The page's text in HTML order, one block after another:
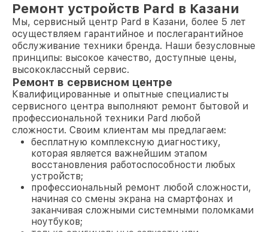
Ремонт устройств Pard в Казани
Мы, сервисный центр Pard в Казани, более 5 лет
осуществляем гарантийное и послегарантийное
обслуживание техники бренда. Наши безусловные
принципы: высокое качество, доступные цены,
высококлассный сервис.
Ремонт в сервисном центре
Квалифицированные и опытные специалисты
сервисного центра выполняют ремонт бытовой и
профессиональной техники Pard любой
сложности. Своим клиентам мы предлагаем:
бесплатную комплексную диагностику,
которая является важнейшим этапом
восстановления работоспособности любых
устройств;
профессиональный ремонт любой сложности,
начиная со смены экрана на смартфонах и
заканчивая сложными системными поломками
ноутбуков;